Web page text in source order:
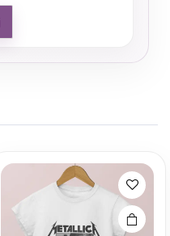
Opcije
mogu biti
izabrane